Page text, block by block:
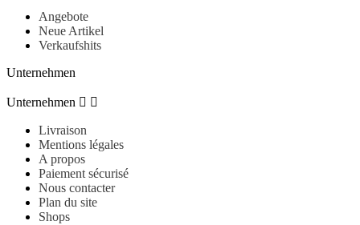
Angebote
Neue Artikel
Verkaufshits
Unternehmen
Unternehmen  
Livraison
Mentions légales
A propos
Paiement sécurisé
Nous contacter
Plan du site
Shops